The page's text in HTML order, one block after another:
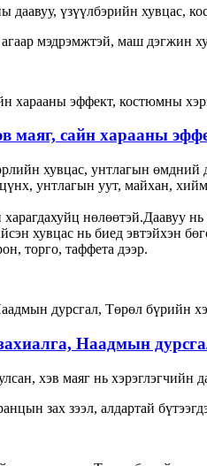
үзүүлбэрийн хувцас,
мэдрэмжтэй, маш дэгжин
маяг, сайн харааны
хувцас, унтлагын өмдний
унтлагын уут, майхан,
нөлөөтэй.Даавуу
хувцас нь биед эвтэйхэн
торго, таффета дээр.
Наадмын
хэв маяг нь хэрэглэгчийн
зах зээл, алдартай